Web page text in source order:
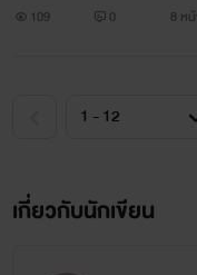
109 0 8 ห
เกี่ยวกับนักเขียน